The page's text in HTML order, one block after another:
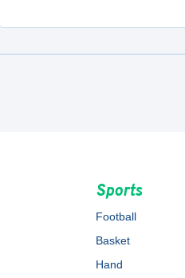
Sports
Football
Basket
Hand